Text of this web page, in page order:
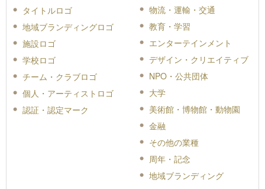
タイトルロゴ
地域ブランディングロゴ
施設ロゴ
学校ロゴ
チーム・クラブロゴ
個人・アーティストロゴ
認証・認定マーク
物流・運輸・交通
教育・学習
エンターテインメント
デザイン・クリエイティブ
NPO・公共団体
大学
美術館・博物館・動物園
金融
その他の業種
周年・記念
地域ブランディング